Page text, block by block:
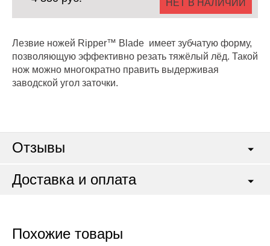
НЕТ В НАЛИЧИИ
Лезвие ножей Ripper™ Blade имеет зубчатую форму,
позволяющую эффективно резать тяжёлый лёд. Такой
нож можно многократно править выдерживая
заводской угол заточки.
Отзывы
Доставка и оплата
Похожие товары